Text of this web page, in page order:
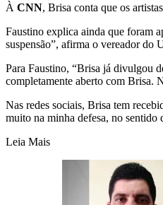
À CNN, Brisa conta que os
Faustino explica ainda que foram
suspensão”, afirma o vereador do
Para Faustino, “Brisa já divulgou
completamente aberto com Brisa.
Nas redes sociais, Brisa tem
muito na minha defesa, no sentido
Leia Mais